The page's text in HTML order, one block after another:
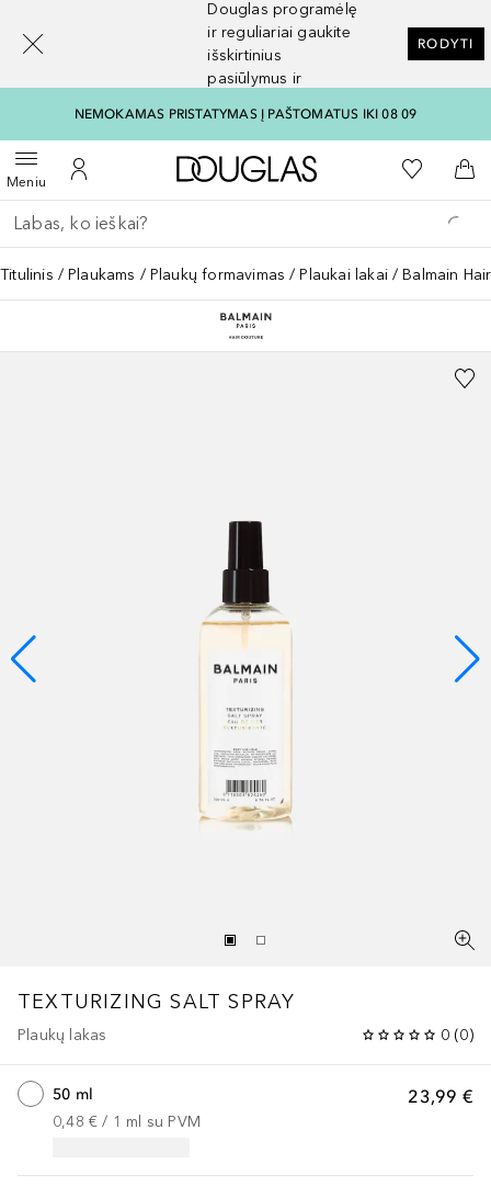
Douglas programėlę
ir reguliariai gaukite
išskirtinius
pasiūlymus ir
RODYTI
NEMOKAMAS PRISTATYMAS Į PAŠTOMATUS IKI 08 09
MeniuAtidaryti meniuĮ mano paskyrą
Į Douglas pagrindinį
Į mano
Į
Grįžk atgal
Vykdykite paiešką
Titulinis Plaukams Plaukų formavimas Plaukai lakai Balmain
TEXTURIZING SALT SPRAY
Plaukų lakas 0 (0)
23,99 €
50 ml
0,48 € / 1 ml su PVM
[navigation.slideout.screenreader]